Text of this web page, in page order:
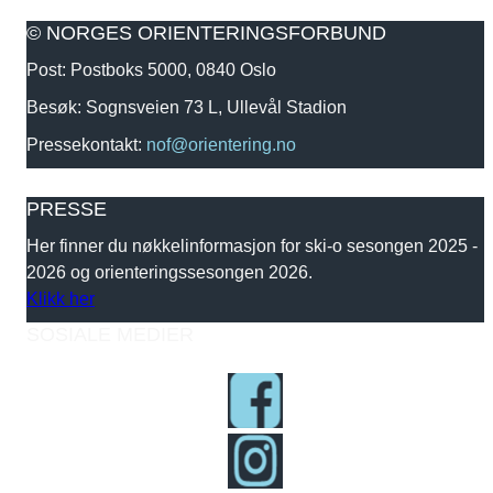
© NORGES ORIENTERINGSFORBUND
Post: Postboks 5000, 0840 Oslo
Besøk: Sognsveien 73 L, Ullevål Stadion
Pressekontakt: nof@orientering.no
PRESSE
Her finner du nøkkelinformasjon for ski-o sesongen 2025 -
2026 og orienteringssesongen 2026.
Klikk her